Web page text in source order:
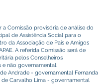
a Comissão provisória de análise do
de Assistência Social para o
da Associação de Pais e Amigos
A referida Comissão será de
pelos Conselheiros
e não governamental.
Andrade - governamental Fernanda
de Carvalho Lima - governamental